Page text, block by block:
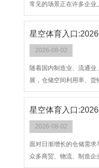
常见的场景正在许多企业
2026-08-02
随着国内制造业、流通
展，仓储空间利用率、
2026-08-02
面对日渐增长的仓储需求
众多商贸、物流、制造企